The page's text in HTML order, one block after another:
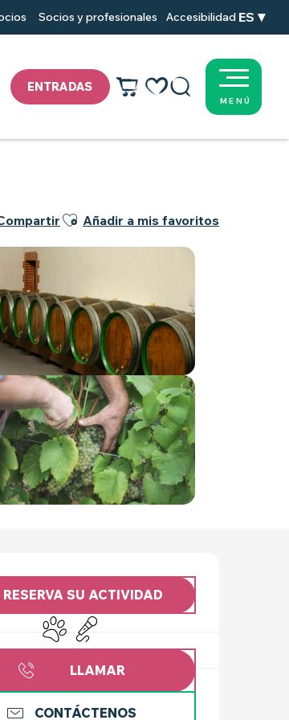
ENTRADAS
Voir les favoris
Buscar
Socios y profesionales Accesibilidad ES
MENÚ
Ajouter aux favoris
Añadir a mis favoritos
Y DATOS
RESERVA SU ACTIVIDAD
Se aceptan animales
Animación
LLAMAR
CONTÁCTENOS